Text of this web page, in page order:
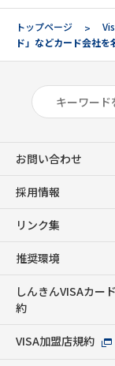
トップページ
ド」などカード会社
お問い合わせ
採用情報
リンク集
推奨環境
しんきんVISAカー
約
VISA加盟店規約